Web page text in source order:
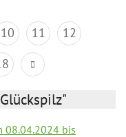
10 11
12
08.04.2024 bis